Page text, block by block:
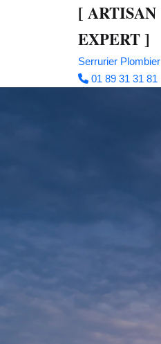
[ ARTISAN
EXPERT]
Serrurier Plombier
01 89 31 31 81